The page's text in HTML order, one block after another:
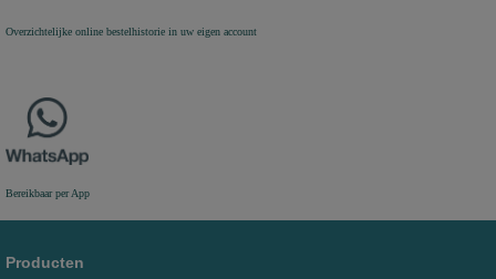
Overzichtelijke online bestelhistorie in uw eigen account
Bereikbaar per App
Producten